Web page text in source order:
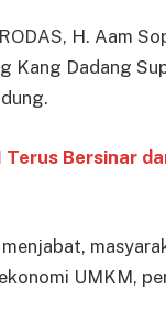
H. Aam
Kang Dadang
Terus Bersinar
UMKM,